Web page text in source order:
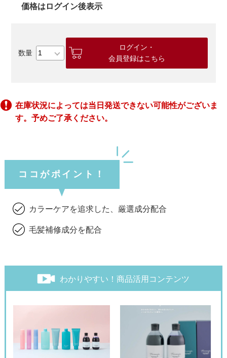
価格はログイン後表示
ログイン・
会員登録はこちら
在庫状況によっては当日発送できない可能性がございま
す。予めご了承ください。
ココがポイント！
カラーケアを追求した、厳選成分配合
毛髪補修成分を配合
わかりやすい！商品活用コンテンツ